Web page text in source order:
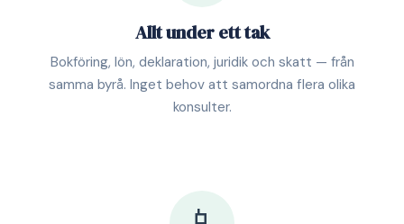
Allt under ett tak
Bokföring, lön, deklaration, juridik och skatt — från
samma byrå. Inget behov att samordna flera olika
konsulter.